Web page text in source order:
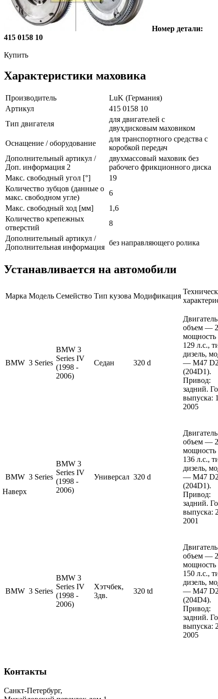
Номер детали:
415 0158 10
Купить
Характеристики маховика
Производитель
LuK (Германия)
Артикул
415 0158 10
Тип двигателя
для двигателей с
двухдисковым маховиком
Оснащение / оборудование
для транспортного средства с
коробкой передач
Дополнительный артикул /
Доп. информация 2
двухмассовый маховик без
рабочего фрикционного диска
Макс. свободный угол [°]
19
Количество зубцов (данные о
макс. свободном угле)
6
Макс. свободный ход [мм]
1,6
Количество крепежных
отверстий
8
Дополнительный артикул /
Дополнительная информация
без направляющего ролика
Устанавливается на автомобили
Марка Модель Семейство Тип кузова Модификация
BMW 3 Series
BMW 3
Series IV
(1998 -
2006)
Седан 320 d
объем —
129 л.с.,
дизель,
— M47
(204D1).
Привод:
задний.
выпуска:
2005
BMW 3 Series
BMW 3
Series IV
(1998 -
2006)
Универсал 320 d
объем —
136 л.с.,
дизель,
— M47
(204D1).
Привод:
задний.
выпуска:
2001
BMW 3 Series
BMW 3
Series IV
(1998 -
2006)
Хэтчбек,
3дв.
320 td
объем —
150 л.с.,
дизель,
— M47
(204D4).
Привод:
задний.
выпуска:
2005
Контакты
Санкт-Петербург,
Наверх